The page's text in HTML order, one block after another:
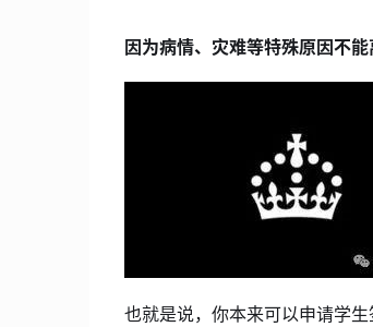
因为病情、灾难等特殊原因不
也就是说，你本来可以申请学